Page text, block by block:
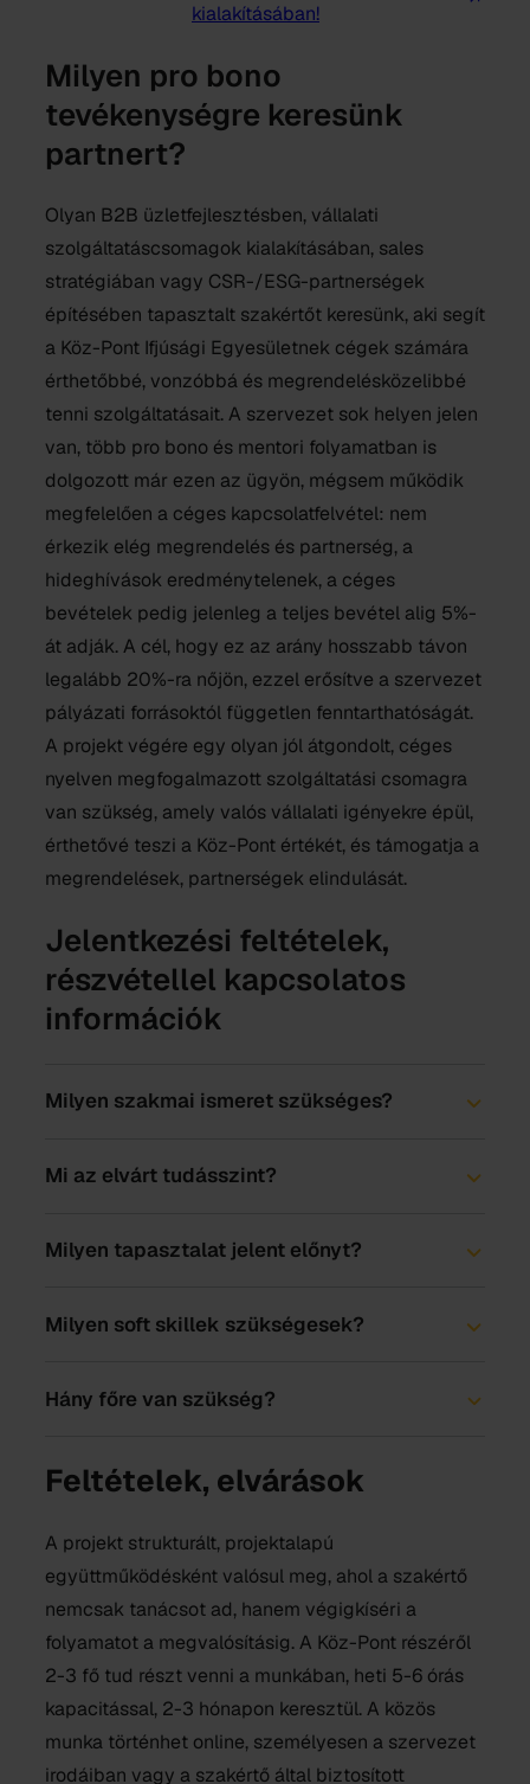
kialakításában!
Milyen pro bono
tevékenységre keresünk
partnert?
Olyan B2B üzletfejlesztésben, vállalati
szolgáltatáscsomagok kialakításában, sales
stratégiában vagy CSR-/ESG-partnerségek
építésében tapasztalt szakértőt keresünk, aki segít
a Köz-Pont Ifjúsági Egyesületnek cégek számára
érthetőbbé, vonzóbbá és megrendelésközelibbé
tenni szolgáltatásait. A szervezet sok helyen jelen
van, több pro bono és mentori folyamatban is
dolgozott már ezen az ügyön, mégsem működik
megfelelően a céges kapcsolatfelvétel: nem
érkezik elég megrendelés és partnerség, a
hideghívások eredménytelenek, a céges
bevételek pedig jelenleg a teljes bevétel alig 5%-
át adják. A cél, hogy ez az arány hosszabb távon
legalább 20%-ra nőjön, ezzel erősítve a szervezet
pályázati forrásoktól független fenntarthatóságát.
A projekt végére egy olyan jól átgondolt, céges
nyelven megfogalmazott szolgáltatási csomagra
van szükség, amely valós vállalati igényekre épül,
érthetővé teszi a Köz-Pont értékét, és támogatja a
megrendelések, partnerségek elindulását.
Jelentkezési feltételek,
részvétellel kapcsolatos
információk
Milyen szakmai ismeret szükséges?
Mi az elvárt tudásszint?
Milyen tapasztalat jelent előnyt?
Milyen soft skillek szükségesek?
Hány főre van szükség?
Feltételek, elvárások
A projekt strukturált, projektalapú
együttműködésként valósul meg, ahol a szakértő
nemcsak tanácsot ad, hanem végigkíséri a
folyamatot a megvalósításig. A Köz-Pont részéről
2-3 fő tud részt venni a munkában, heti 5-6 órás
kapacitással, 2-3 hónapon keresztül. A közös
munka történhet online, személyesen a szervezet
irodáiban vagy a szakértő által biztosított